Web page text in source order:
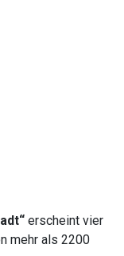
erscheint vier
mehr als 2200